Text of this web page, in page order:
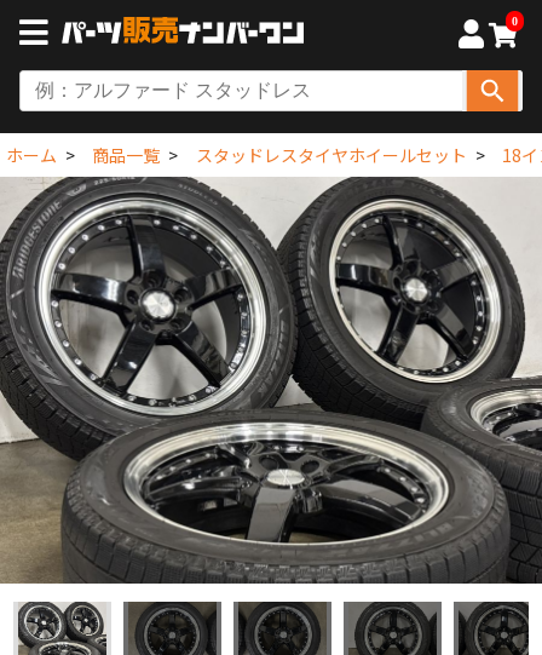
0
ホーム 商品一覧 スタッドレスタイヤホイールセット 18